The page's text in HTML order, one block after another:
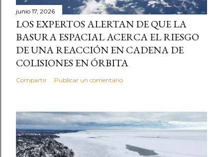
junio 17, 2026
LOS EXPERTOS ALERTAN DE QUE LA
BASURA ESPACIAL ACERCA EL RIESGO
DE UNA REACCIÓN EN CADENA DE
COLISIONES EN ÓRBITA
Compartir Publicar un comentario